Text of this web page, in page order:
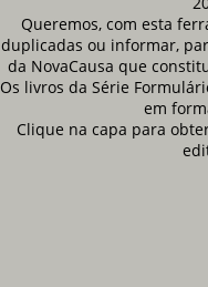
Queremos, com esta
duplicadas ou informar,
da NovaCausa que
Os livros da Série
em
Clique na capa para